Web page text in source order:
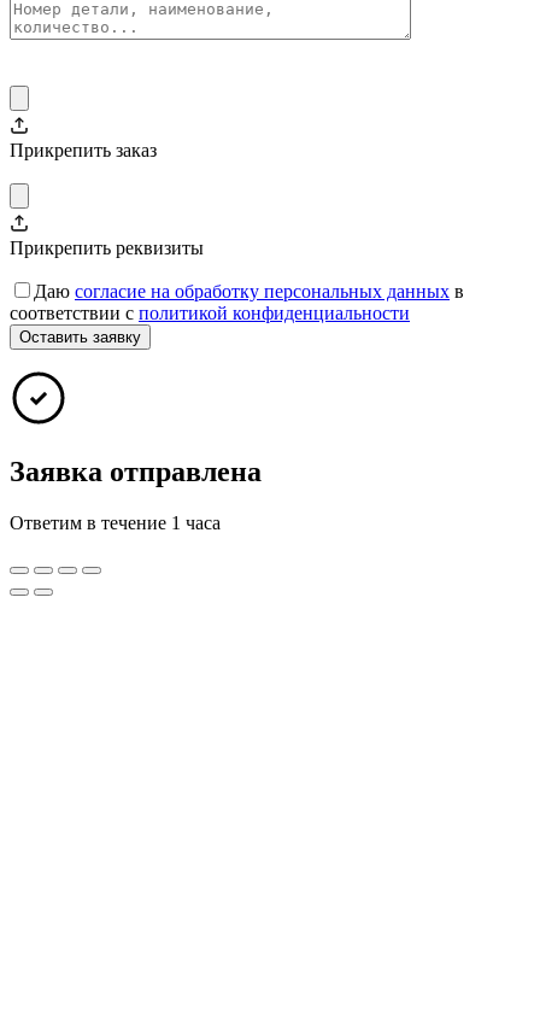
Прикрепить заказ
Прикрепить реквизиты
Даю согласие на обработку персональных данных в
соответствии с политикой конфиденциальности
Заявка отправлена
Ответим в течение 1 часа